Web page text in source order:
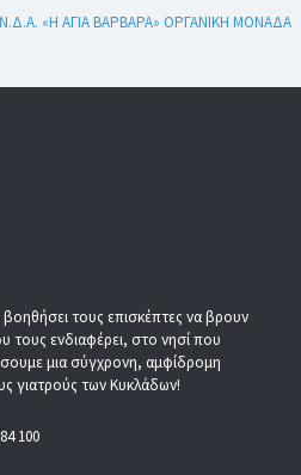
«Η ΑΓΙΑ ΒΑΡΒΑΡΑ» ΟΡΓΑΝΙΚΗ ΜΟΝΑΔΑ
τους επισκέπτες να βρουν
τους ενδιαφέρει, στο νησί που
μια σύγχρονη, αμφίδρομη
γιατρούς των Κυκλάδων!
100